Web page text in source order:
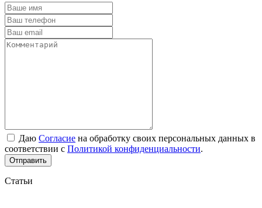
Даю Согласие на обработку своих персональных данных в
соответствии с Политикой конфиденциальности.
Отправить
Статьи